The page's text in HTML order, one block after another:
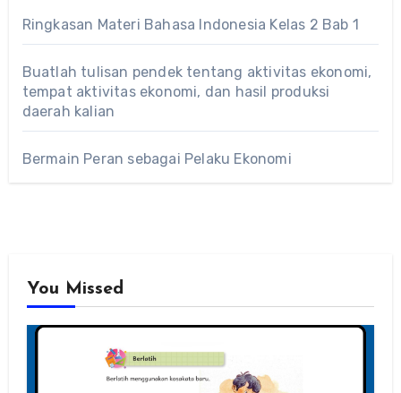
Ringkasan Materi Bahasa Indonesia Kelas 2 Bab 1
Buatlah tulisan pendek tentang aktivitas ekonomi,
tempat aktivitas ekonomi, dan hasil produksi
daerah kalian
Bermain Peran sebagai Pelaku Ekonomi
You Missed